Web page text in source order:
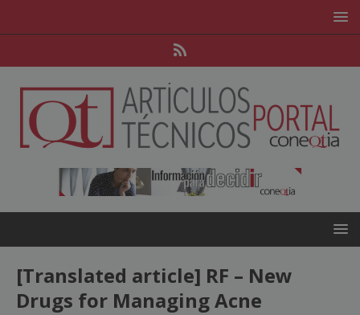
[Translated article] RF – New
Drugs for Managing Acne